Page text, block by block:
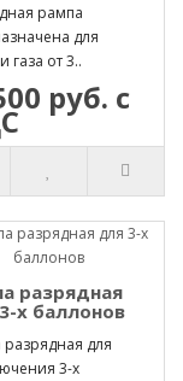
рампа
для
газа от 3..
руб. с
разрядная
х баллонов
разрядная для
3-х